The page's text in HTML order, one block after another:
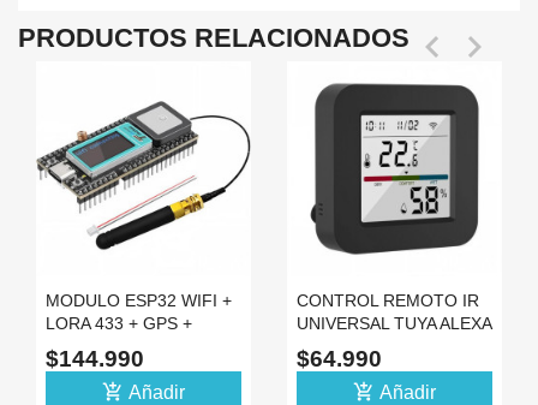
PRODUCTOS RELACIONADOS  
MODULO ESP32 WIFI +
LORA 433 + GPS +
DISPLAY OLED USB
TIPO C
$144.990
add_shopping_cart Añadir
CONTROL REMOTO IR
UNIVERSAL TUYA ALEXA
SENSOR
TEMPERATURA
$64.990
add_shopping_cart Añadir